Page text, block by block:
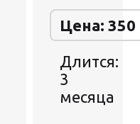
Цена: 350
Длится:
3
месяца